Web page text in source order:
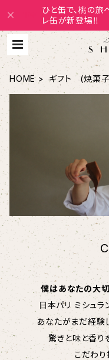
ひと缶で、桃の旅
レ缶が新登場‼
HOME ギフト (焼菓子
僕はあなたの大
日本パリ ミシュラ
あなたがまだ経験
驚きと味と香
こだわ